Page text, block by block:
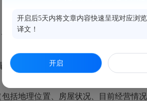
租面积以公告面积为准。
终成交价格，成交单价按竞价结果确定
括地理位置、房屋状况、目前经营情
开启后5天内将文章内容快速呈现对应浏
译文！
开启